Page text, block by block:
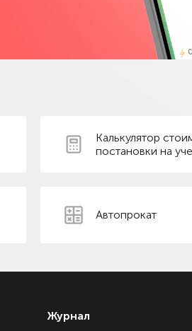
Калькулятор
постановки на
Автопрокат
Журнал